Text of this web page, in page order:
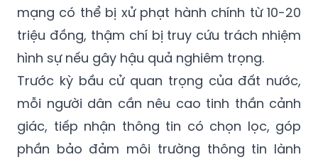
mạng có thể bị xử phạt hành chính từ 10-20
triệu đồng, thậm chí bị truy cứu trách nhiệm
hình sự nếu gây hậu quả nghiêm trọng.
Trước kỳ bầu cử quan trọng của đất nước,
mỗi người dân cần nêu cao tinh thần cảnh
giác, tiếp nhận thông tin có chọn lọc, góp
phần bảo đảm môi trường thông tin lành